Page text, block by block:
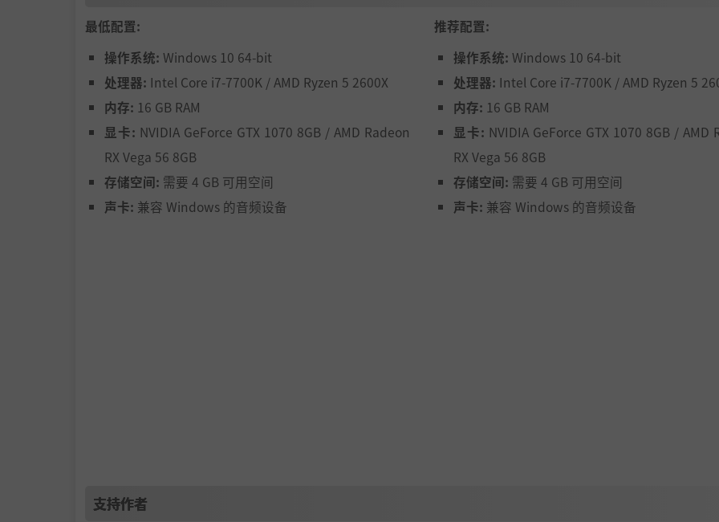
极致解压：
亲手推倒这座高塔，享受金币如雪崩般倾泻而下的物理爽感。
最低配置:
操作系统: Windows 10 64-bit
处理器: Intel Core i7-7700K / AMD Ryzen 5 2600X
内存: 16 GB RAM
显卡: NVIDIA GeForce GTX 1070 8GB / AMD Radeon
RX Vega 56 8GB
存储空间: 需要 4 GB 可用空间
声卡: 兼容 Windows 的音频设备
推荐配置:
操作系统: Windows 10 64-bit
处理器: Intel Core i7-7700K / AMD Ryzen 5
内存: 16 GB RAM
显卡: NVIDIA GeForce GTX 1070 8GB / AMD
RX Vega 56 8GB
存储空间: 需要 4 GB 可用空间
声卡: 兼容 Windows 的音频设备
支持作者